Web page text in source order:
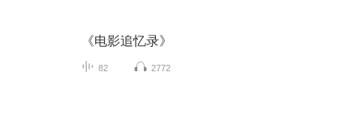
《电影追忆录》
82 2772